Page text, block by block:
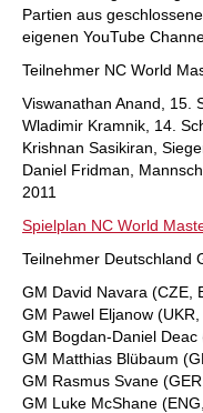
Partien aus
eigenen YouTube
Teilnehmer NC World
Viswanathan Anand, 15.
Wladimir Kramnik, 14.
Krishnan Sasikiran,
Daniel Fridman,
2011
Spielplan NC World
Teilnehmer Deutschland
GM David Navara (CZE,
GM Pawel Eljanow
GM Bogdan-Daniel Deac
GM Matthias Blübaum
GM Rasmus Svane
GM Luke McShane